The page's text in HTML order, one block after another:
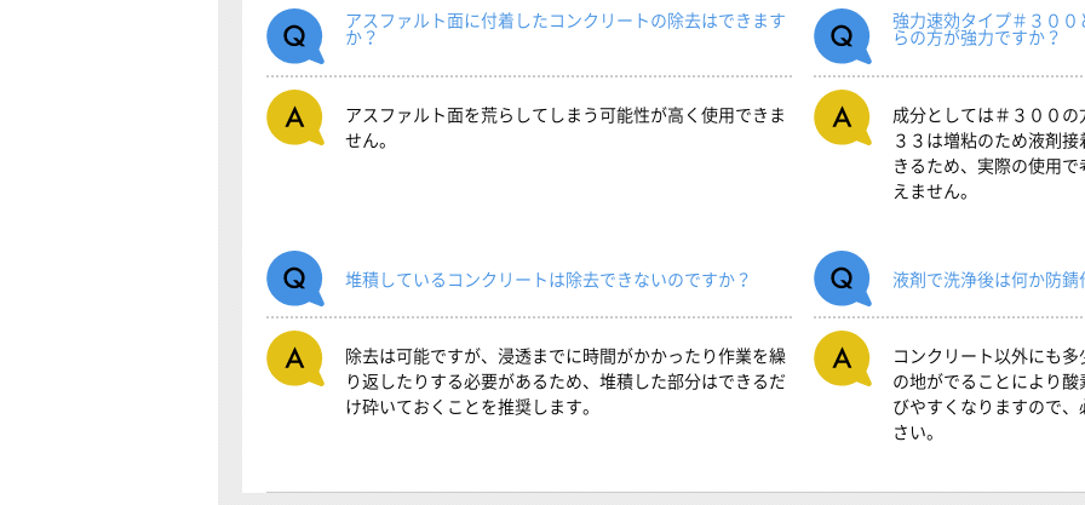
アスファルト面に付着したコンクリートの除去はできます
か？
アスファルト面を荒らしてしまう可能性が高く使用できま
せん。
強力速効タイプ＃３０
らの方が強力ですか？
成分としては＃３００
３３は増粘のため液剤
きるため、実際の使用
えません。
堆積しているコンクリートは除去できないのですか？
除去は可能ですが、浸透までに時間がかかったり作業を繰
り返したりする必要があるため、堆積した部分はできるだ
け砕いておくことを推奨します。
液剤で洗浄後は何か防
コンクリート以外にも
の地がでることにより
びやすくなりますので
さい。